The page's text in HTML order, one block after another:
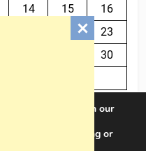
14 15
16
23
30
best experience on our
cookies we are using or